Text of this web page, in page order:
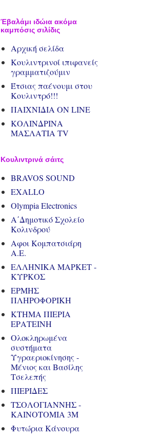
Έβαλάμι ιδώια ακόμα
καμπόσις σιλίδις
Αρχική σελίδα
Κουλιντρινοί ιπιφανείς
γραμματιζούμιν
Έτσιας παένουμι στου
Κουλιντρό!!!
ΠΑΙΧΝΙΔΙΑ ΟΝ LINE
ΚΟΛΙΝΔΡΙΝΑ
ΜΑΣΛΑΤΙΑ TV
Κουλιντρινά σάιτς
BRAVOS SOUND
EXALLO
Olympia Electronics
Α΄Δημοτικό Σχολείο
Κολινδρού
Αφοι Κομπατσιάρη
Α.Ε.
ΕΛΛΗΝΙΚΑ ΜΑΡΚΕΤ -
ΚΥΡΚΟΣ
ΕΡΜΗΣ
ΠΛΗΡΟΦΟΡΙΚΗ
ΚΤΗΜΑ ΠΙΕΡΙΑ
ΕΡΑΤΕΙΝΗ
Ολοκληρωμένα
συστήματα
Υγραεριοκίνησης -
Μένιος και Βασίλης
Τσελεπής
ΠΙΕΡΙΔΕΣ
ΤΣΟΛΟΓΙΑΝΝΗΣ -
ΚΑΙΝΟΤΟΜΙΑ 3Μ
Φυτώρια Κάνουρα